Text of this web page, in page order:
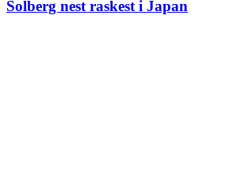
Solberg nest raskest i Japan